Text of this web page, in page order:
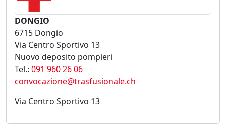
DONGIO
6715 Dongio
Via Centro Sportivo 13
Nuovo deposito pompieri
Tel.: 091 960 26 06
convocazione@trasfusionale.ch
Via Centro Sportivo 13